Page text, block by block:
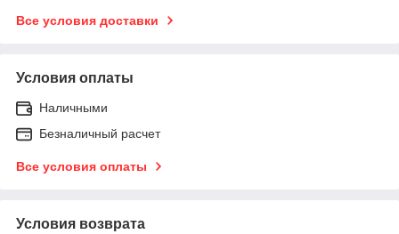
Все условия доставки
Условия оплаты
Наличными
Безналичный расчет
Все условия оплаты
Условия возврата